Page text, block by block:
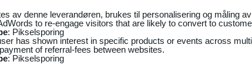
av denne leverandøren, brukes til personalisering og måling
to re-engage visitors that are likely to convert to
: Pikselsporing
has shown interest in specific products or events across
of referral-fees between websites.
: Pikselsporing